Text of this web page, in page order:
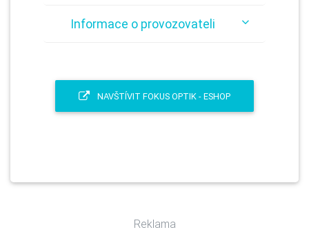
Informace o provozovateli
NAVŠTÍVIT FOKUS OPTIK - ESHOP
Reklama